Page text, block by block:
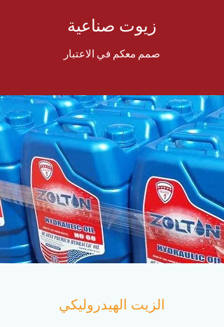
صمم معكم في الاعتبار
الزيت الهيدروليكي
زيوت صناعية